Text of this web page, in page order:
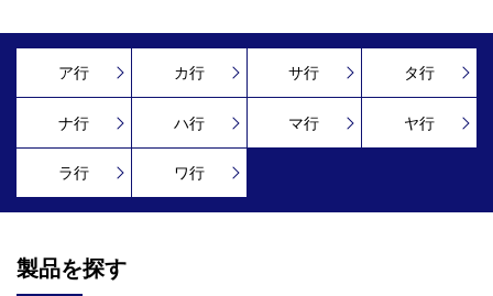
ア行 カ行 サ行 タ行
ナ行 ハ行 マ行 ヤ行
ラ行 ワ行
製品を探す